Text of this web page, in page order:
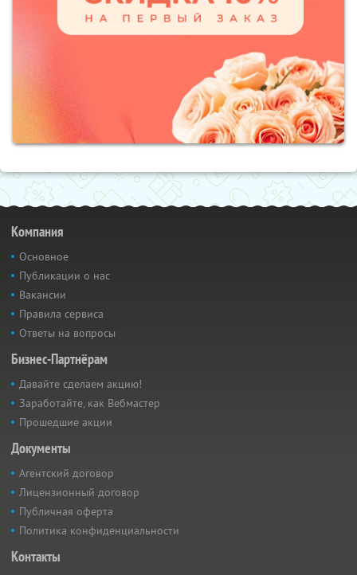
Компания
Основное
Публикации о нас
Вакансии
Правила сервиса
Ответы на вопросы
Бизнес-Партнёрам
Давайте сделаем акцию!
Заработайте, как Вебмастер
Прошедшие акции
Документы
Агентский договор
Лицензионный договор
Публичная оферта
Политика конфиденциальности
Контакты